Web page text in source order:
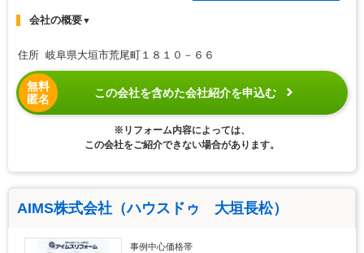
会社の概要▼
住所 岐阜県大垣市荒尾町１８１０－６６
無料
匿名
この会社を含めた会社紹介を申込む
※リフォーム内容によっては、
この会社をご紹介できない場合があります。
AIMS株式会社（ハウスドゥ 大垣長松）
事例中心価格帯